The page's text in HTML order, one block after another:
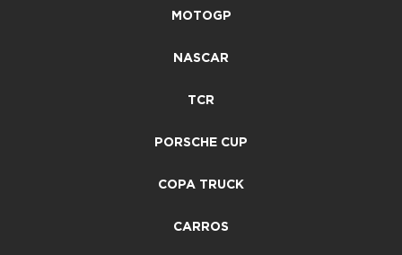
MOTOGP
NASCAR
TCR
PORSCHE CUP
COPA TRUCK
CARROS